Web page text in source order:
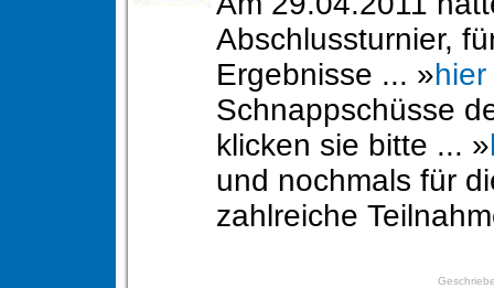
Abschlussturnier,
Ergebnisse ... »
Schnappschüsse
klicken sie bitte ... »
und nochmals für
zahlreiche